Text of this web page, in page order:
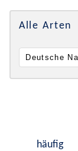
Alle Arten
häufig